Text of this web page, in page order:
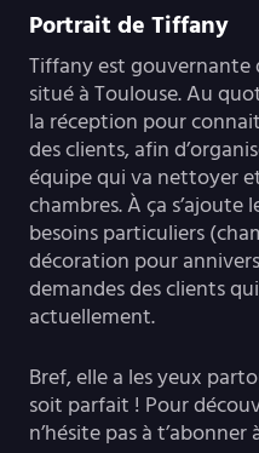
Portrait de Tiffany
Tiffany est
situé à Toulouse. Au
la réception pour
des clients, afin
équipe qui va nettoyer
chambres. À ça s’ajoute
besoins particuliers
décoration pour
demandes des clients
actuellement.
Bref, elle a les yeux
soit parfait ! Pour
n’hésite pas à